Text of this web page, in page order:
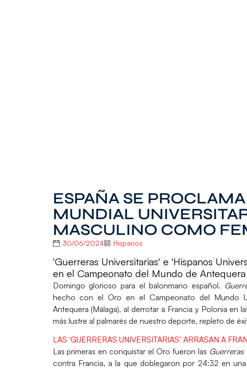
ESPAÑA SE
MUNDIAL
MASCULINO COMO
30/06/2024 Hispanos
'Guerreras Universitarias' e 'Hispanos
en el Campeonato del Mundo de Antequera
Domingo glorioso para el balonmano español.
hecho con elOroen el Campeonato del Mundo
Antequera (Málaga), al derrotar a Francia y Poloniaen
más lustre al palmarés de nuestro deporte, repleto de
LAS ‘GUERRERAS UNIVERSITARIAS’ ARRASAN A
Las primeras en conquistar elOrofueron las Guerreras
contra Francia, a la que doblegaron por 24:32 en